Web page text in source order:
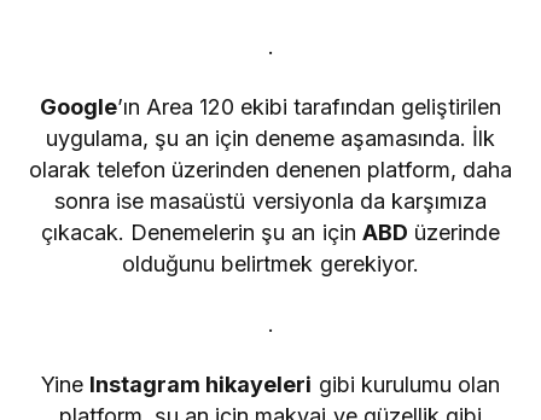
.
Google’ın Area 120 ekibi tarafından geliştirilen
uygulama, şu an için deneme aşamasında. İlk
olarak telefon üzerinden denenen platform, daha
sonra ise masaüstü versiyonla da karşımıza
çıkacak. Denemelerin şu an için ABD üzerinde
olduğunu belirtmek gerekiyor.
.
Yine Instagram hikayeleri gibi kurulumu olan